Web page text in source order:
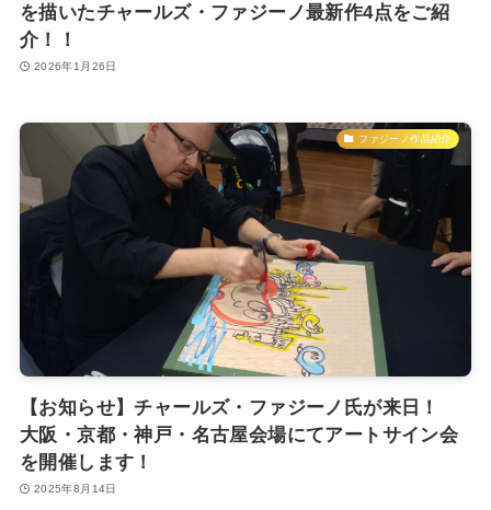
を描いたチャールズ・ファジーノ最新作4点をご紹
介！！
2026年1月26日
ファジーノ作品紹介
【お知らせ】チャールズ・ファジーノ氏が来日！
大阪・京都・神戸・名古屋会場にてアートサイン会
を開催します！
2025年8月14日